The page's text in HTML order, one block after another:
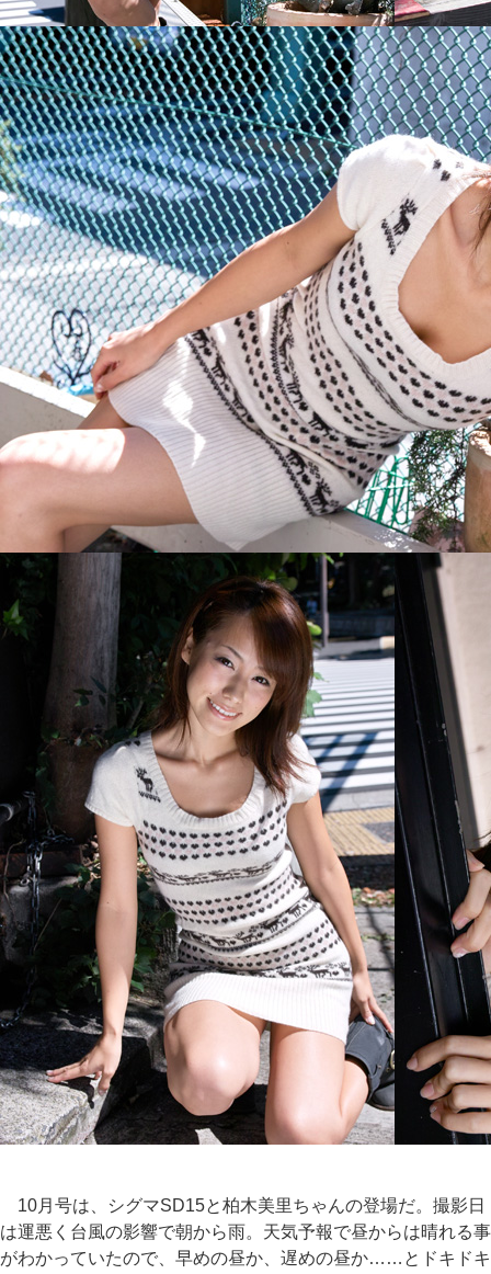
10月号は、シグマSD15と柏木美里ちゃんの登場だ。撮影日
は運悪く台風の影響で朝から雨。天気予報で昼からは晴れる事
がわかっていたので、早めの昼か、遅めの昼か……とドキドキ